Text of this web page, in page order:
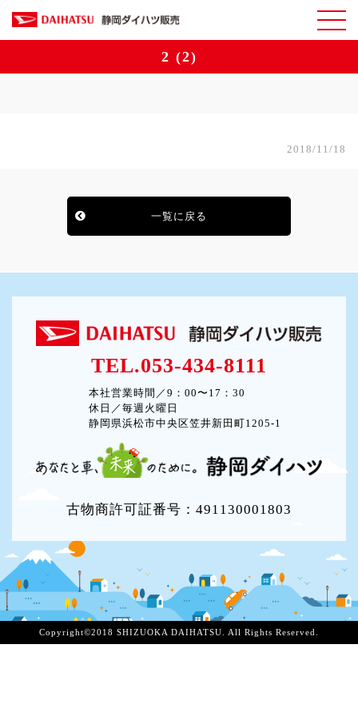
2 (2)
2018/11/18
一覧に戻る
TEL.053-434-8111
本社営業時間／9：00〜17：30
休日／毎週火曜日
静岡県浜松市中央区笠井新田町1205-1
古物商許可証番号：491130001803
Copyright©2018 SHIZUOKA DAIHATSU. All Rights Reserved.